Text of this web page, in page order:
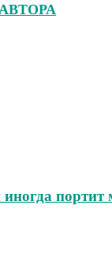
портит